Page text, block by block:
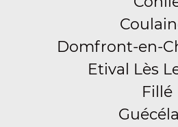
Domfront-en-
Etival Lès
Fillé